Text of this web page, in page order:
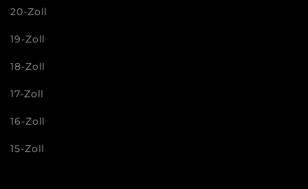
20-Zoll
19-Zoll
18-Zoll
17-Zoll
16-Zoll
15-Zoll